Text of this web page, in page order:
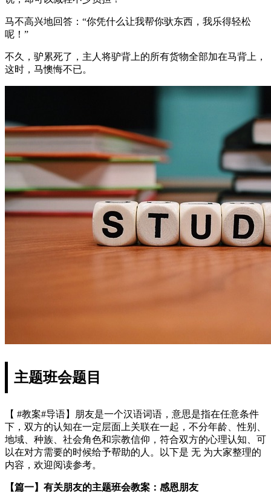
马不高兴地回答：“你凭什么让我帮你驮东西，我乐得轻松
呢！”
不久，驴累死了，主人将驴背上的所有货物全部加在马背上，
这时，马懊悔不已。
主题班会题目
【 #教案#导语】朋友是一个汉语词语，意思是指在任意条件
下，双方的认知在一定层面上关联在一起，不分年龄、性别、
地域、种族、社会角色和宗教信仰，符合双方的心理认知、可
以在对方需要的时候给予帮助的人。以下是 无 为大家整理的
内容，欢迎阅读参考。
【篇一】有关朋友的主题班会教案：感恩朋友